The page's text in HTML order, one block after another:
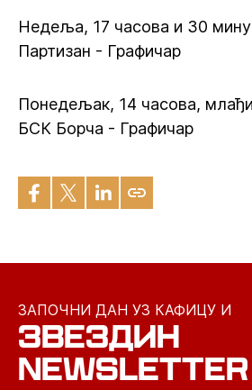
Недеља, 17 часова и 30
Партизан - Графичар
Понедељак, 14 часова,
БСК Борча - Графичар
ЗАПОЧНИ ДАН УЗ КАФИЦУ И
ЗВЕЗДИН
NEWSLETTER